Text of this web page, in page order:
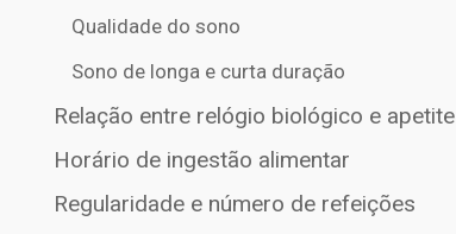
Qualidade do sono
Sono de longa e curta duração
Relação entre relógio biológico e apetite
Horário de ingestão alimentar
Regularidade e número de refeições